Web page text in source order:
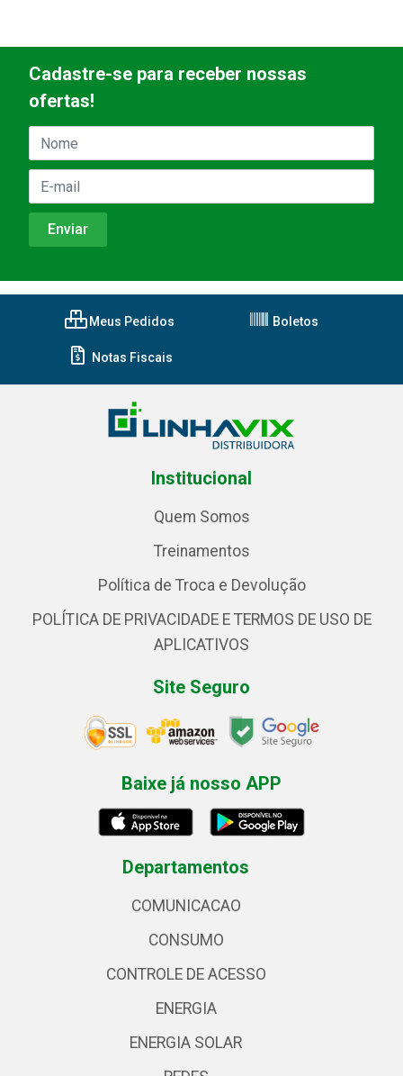
Cadastre-se para receber nossas
ofertas!
Meus Pedidos Boletos
Notas Fiscais
Institucional
Quem Somos
Treinamentos
Política de Troca e Devolução
POLÍTICA DE PRIVACIDADE E TERMOS DE USO DE
APLICATIVOS
Site Seguro
Baixe já nosso APP
Departamentos
COMUNICACAO
CONSUMO
CONTROLE DE ACESSO
ENERGIA
ENERGIA SOLAR